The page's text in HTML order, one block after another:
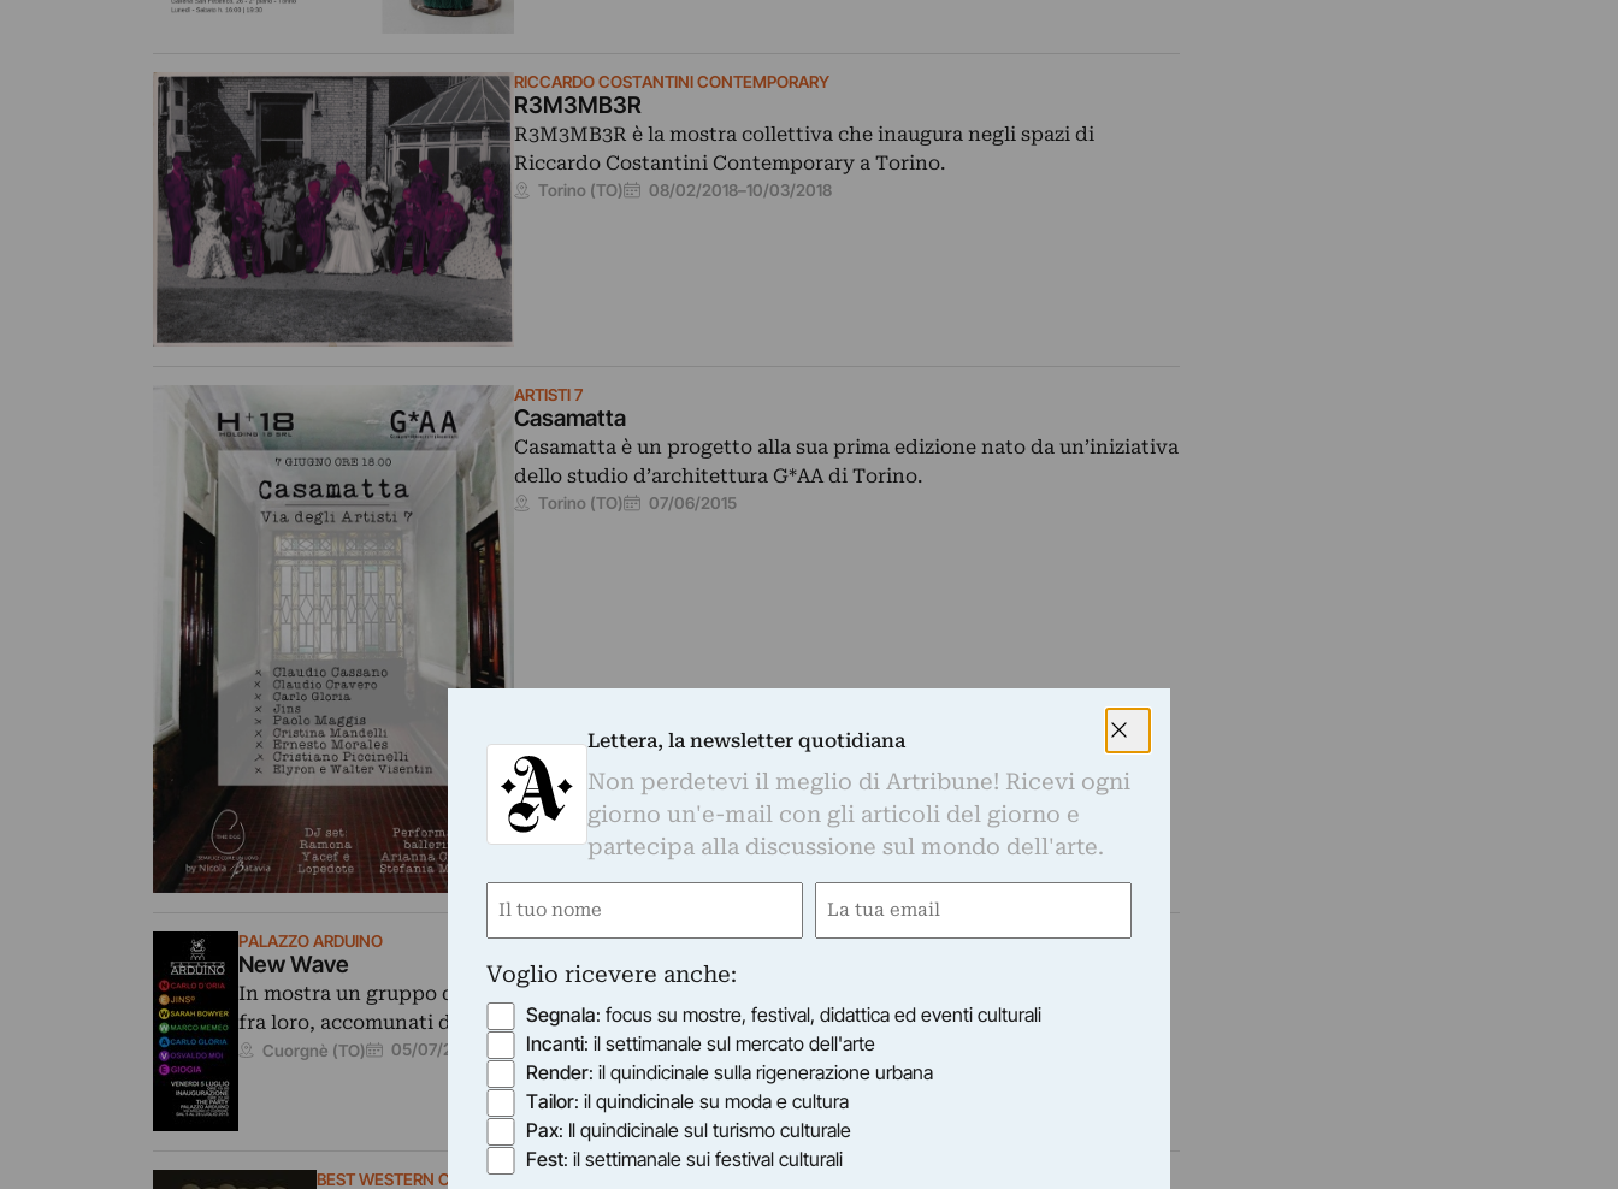
RICCARDO COSTANTINI CONTEMPORARY
R3M3MB3R
R3M3MB3R è la mostra collettiva che inaugura negli spazi di
Riccardo Costantini Contemporary a Torino.
Torino (TO) 08/02/2018–10/03/2018
ARTISTI 7
Casamatta
Casamatta è un progetto alla sua prima edizione nato da un’iniziativa
dello studio d’architettura G*AA di Torino.
Torino (TO) 07/06/2015
PALAZZO ARDUINO
New Wave
In mostra un gruppo di artisti che utilizzano linguaggi espressivi, pensieri e immaginari diversi
fra loro, accomunati dal forte desiderio…
Cuorgnè (TO) 05/07/2013 28/07/2013
BEST WESTERN CRYSTAL PALACE HOTEL
Lettera, la newsletter quotidiana
Non perdetevi il meglio di Artribune! Ricevi ogni
giorno un'e-mail con gli articoli del giorno e
partecipa alla discussione sul mondo dell'arte.
Nome
Email
Voglio ricevere anche:
Segnala: focus su mostre, festival, didattica ed eventi culturali
Incanti: il settimanale sul mercato dell'arte
Render: il quindicinale sulla rigenerazione urbana
Tailor: il quindicinale su moda e cultura
Pax: Il quindicinale sul turismo culturale
Fest: il settimanale sui festival culturali